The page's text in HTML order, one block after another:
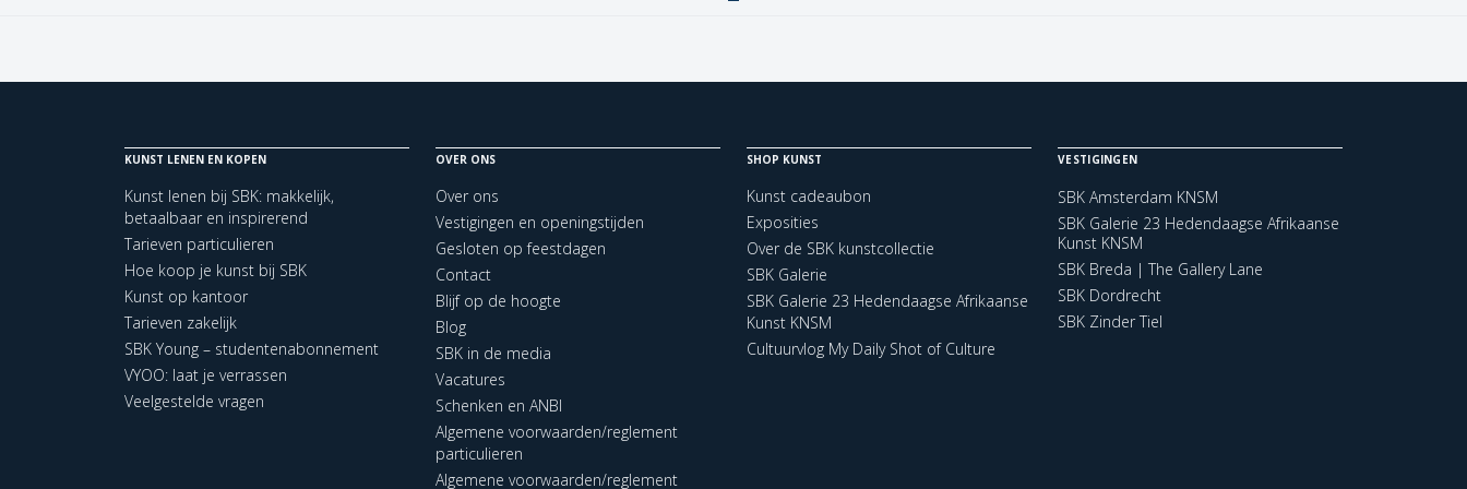
KUNST LENEN EN KOPEN
Kunst lenen bij SBK: makkelijk,
betaalbaar en inspirerend
Tarieven particulieren
Hoe koop je kunst bij SBK
Kunst op kantoor
Tarieven zakelijk
SBK Young – studentenabonnement
VYOO: laat je verrassen
Veelgestelde vragen
OVER ONS
Over ons
Vestigingen en openingstijden
Gesloten op feestdagen
Contact
Blijf op de hoogte
Blog
SBK in de media
Vacatures
Schenken en ANBI
Algemene voorwaarden/reglement
particulieren
Algemene voorwaarden/reglement
SHOP KUNST
Kunst cadeaubon
Exposities
Over de SBK kunstcollectie
SBK Galerie
SBK Galerie 23 Hedendaagse Afrikaanse
Kunst KNSM
Cultuurvlog My Daily Shot of Culture
VESTIGINGEN
SBK Amsterdam KNSM
SBK Galerie 23 Hedendaagse Afrikaanse
Kunst KNSM
SBK Breda | The Gallery Lane
SBK Dordrecht
SBK Zinder Tiel